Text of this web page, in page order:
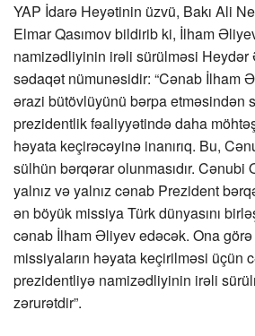
YAP İdarə Heyətinin üzvü, Bakı Ali
Elmar Qasımov bildirib ki, İlham
namizədliyinin irəli sürülməsi
sədaqət nümunəsidir: “Cənab İlham
ərazi bütövlüyünü bərpa etməsindən
prezidentlik fəaliyyətində daha
həyata keçirəcəyinə inanırıq. Bu,
sülhün bərqərar olunmasıdır. Cənubi
yalnız və yalnız cənab Prezident
ən böyük missiya Türk dünyasını
cənab İlham Əliyev edəcək. Ona
missiyaların həyata keçirilməsi üçün
prezidentliyə namizədliyinin irəli
zərurətdir”.